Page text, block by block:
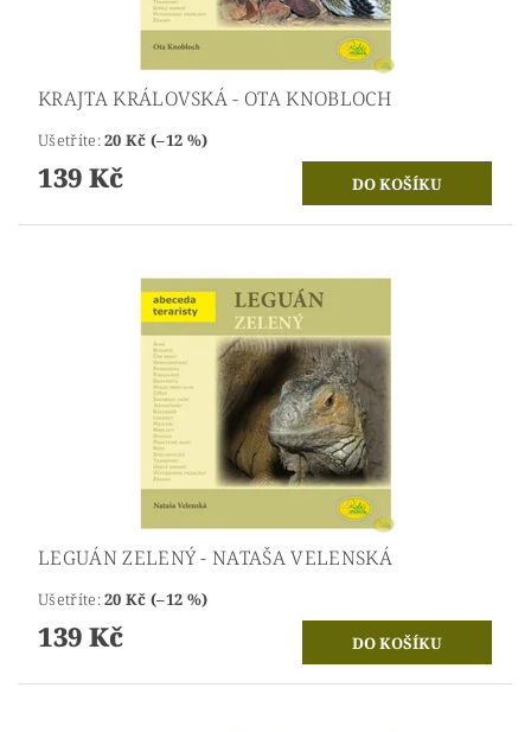
KRAJTA KRÁLOVSKÁ - OTA KNOBLOCH
Ušetříte:20 Kč (–12 %)
139 Kč
LEGUÁN ZELENÝ - NATAŠA VELENSKÁ
Ušetříte:20 Kč (–12 %)
139 Kč